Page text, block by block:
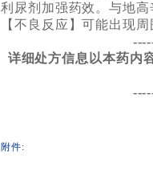
利尿剂加强药效。与地高
【不良反应】可能出现
详细处方信息以本药内
附件: